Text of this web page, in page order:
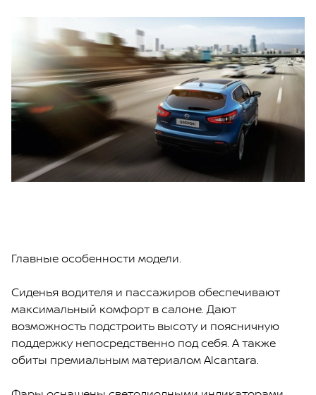
Главные особенности модели.
Сиденья водителя и пассажиров обеспечивают
максимальный комфорт в салоне. Дают
возможность подстроить высоту и поясничную
поддержку непосредственно под себя. А также
обиты премиальным материалом Alcantara.